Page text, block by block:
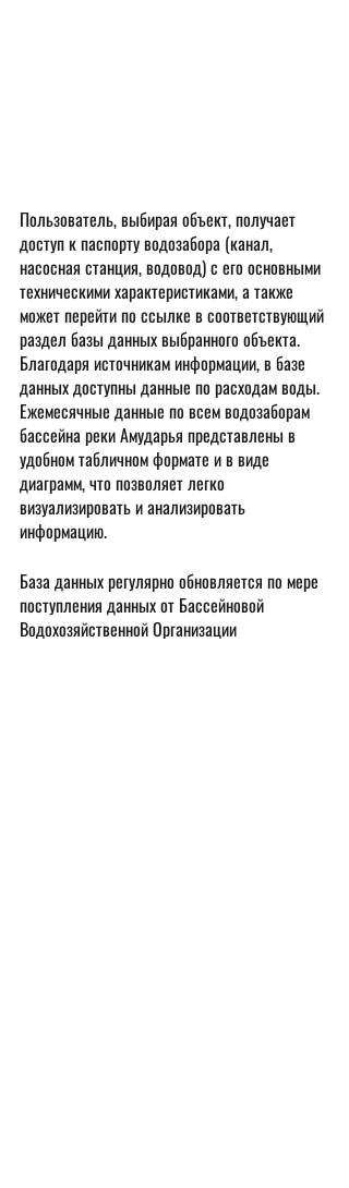
Пользователь, выбирая объект, получает
доступ к паспорту водозабора (канал,
насосная станция, водовод) с его основными
техническими характеристиками, а также
может перейти по ссылке в соответствующий
раздел базы данных выбранного объекта.
Благодаря источникам информации, в базе
данных доступны данные по расходам воды.
Ежемесячные данные по всем водозаборам
бассейна реки Амударья представлены в
удобном табличном формате и в виде
диаграмм, что позволяет легко
визуализировать и анализировать
информацию.
База данных регулярно обновляется по мере
поступления данных от Бассейновой
Водохозяйственной Организации